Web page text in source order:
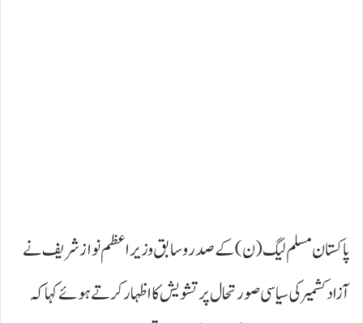
پاکستان مسلم لیگ (ن) کے صدر و سابق وزیراعظم نواز شریف نے
آزاد کشمیر کی سیاسی صورتحال پر تشویش کا اظہار کرتے ہوئے کہا کہ